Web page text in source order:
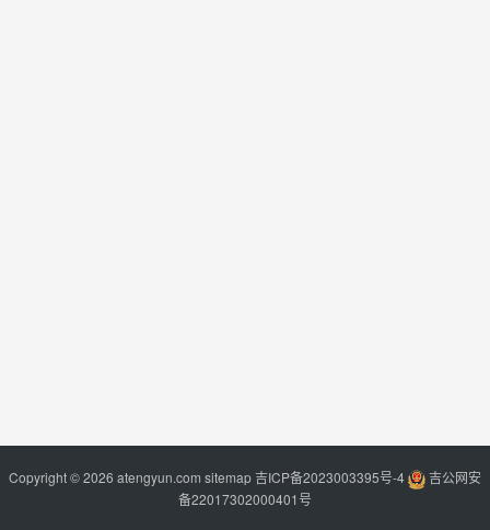
Copyright © 2026 atengyun.com sitemap吉ICP备2023003395号-4
吉公网安
备22017302000401号